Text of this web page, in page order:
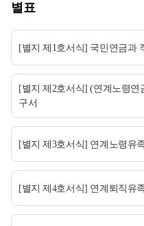
별표
[별지 제1호서식] 국민연금과
[별지 제2호서식] (연계노령연
구서
[별지 제3호서식] 연계노령유
[별지 제4호서식] 연계퇴직유